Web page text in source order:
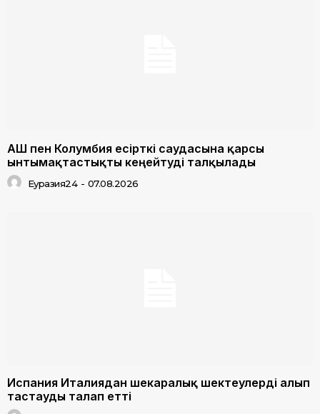
АҚШ пен Колумбия есірткі саудасына қарсы
ынтымақтастықты кеңейтуді талқылады
Еуразия24 - 07.08.2026
Испания Италиядан шекаралық шектеулерді алып
тастауды талап етті